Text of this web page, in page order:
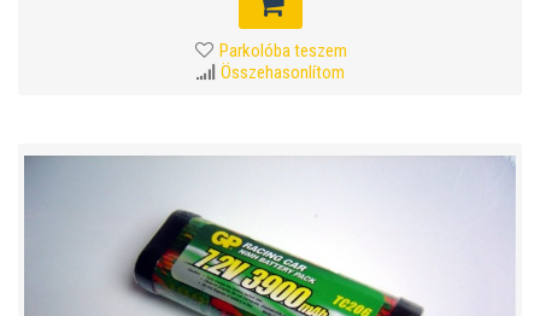
Parkolóba teszem
Összehasonlítom